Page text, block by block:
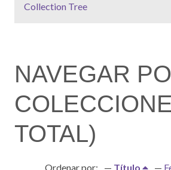
Collection Tree
NAVEGAR
TOTAL)
Ordenar por: Título